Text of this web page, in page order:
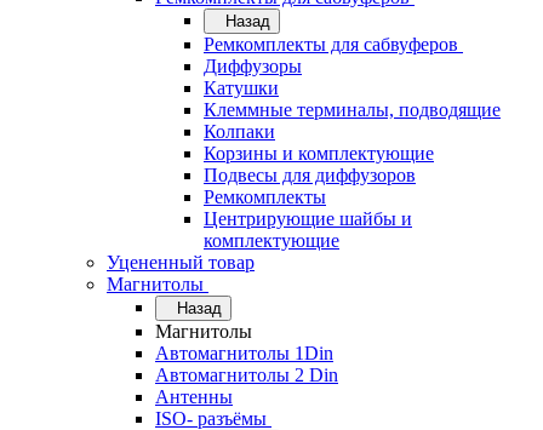
Назад
Ремкомплекты для сабвуферов
Диффузоры
Катушки
Клеммные терминалы, подводящие
Колпаки
Корзины и комплектующие
Подвесы для диффузоров
Ремкомплекты
Центрирующие шайбы и
комплектующие
Уцененный товар
Магнитолы
Назад
Магнитолы
Автомагнитолы 1Din
Автомагнитолы 2 Din
Антенны
ISO- разъёмы